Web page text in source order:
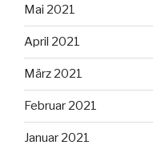
Mai 2021
April 2021
März 2021
Februar 2021
Januar 2021